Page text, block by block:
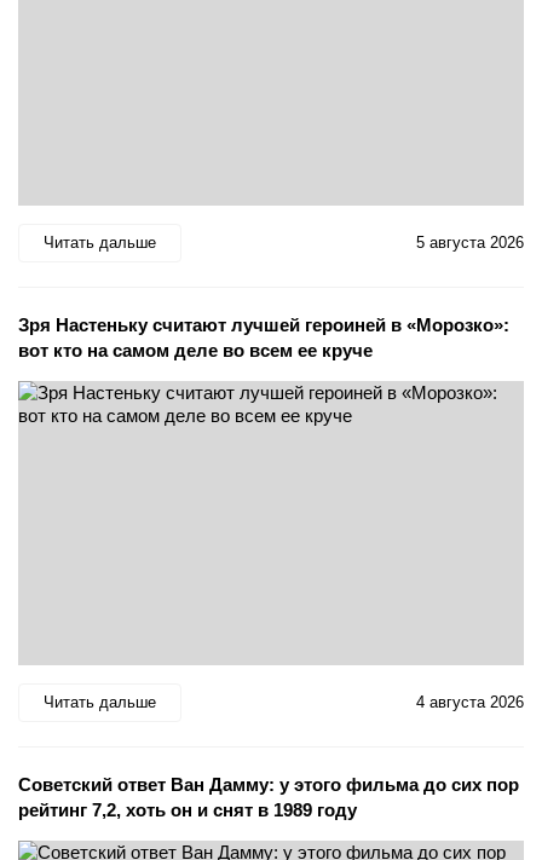
Читать дальше 5 августа 2026
Зря Настеньку считают лучшей героиней в «Морозко»:
вот кто на самом деле во всем ее круче
Читать дальше 4 августа 2026
Советский ответ Ван Дамму: у этого фильма до сих пор
рейтинг 7,2, хоть он и снят в 1989 году